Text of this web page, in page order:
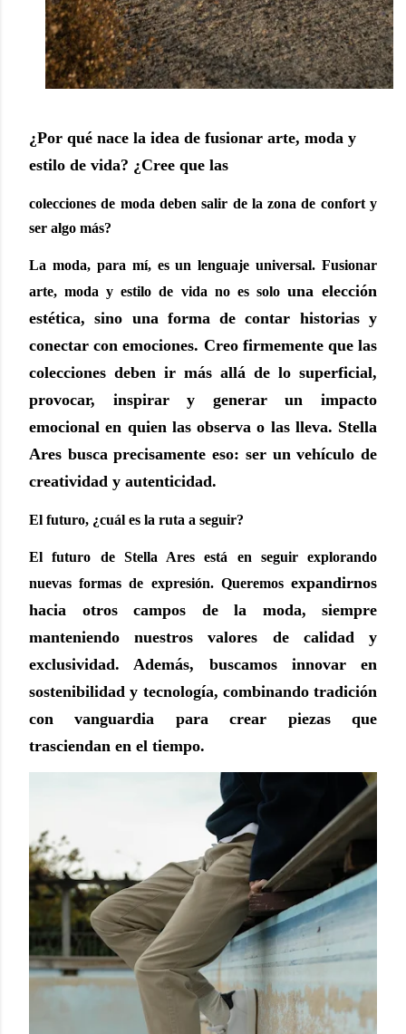
¿Por qué nace la idea de fusionar arte, moda y
estilo de vida? ¿Cree que las
colecciones de moda deben salir de la zona de confort y
ser algo más?
La moda, para mí, es un lenguaje universal. Fusionar
arte, moda y estilo de vida no es solo una elección
estética, sino una forma de contar historias y
conectar con emociones. Creo firmemente que las
colecciones deben ir más allá de lo superficial,
provocar, inspirar y generar un impacto
emocional en quien las observa o las lleva. Stella
Ares buscaprecisamente eso: ser un vehículo de
creatividad y autenticidad.
El futuro, ¿cuál es la ruta a seguir?
El futuro de Stella Ares está en seguir explorando
nuevas formas de expresión. Queremos expandirnos
hacia otros campos de la moda, siempre
manteniendo nuestros valores de calidad y
exclusividad. Además, buscamos innovar en
sostenibilidad y tecnología, combinando tradición
con vanguardia para crear piezas que
trasciendan en el tiempo.